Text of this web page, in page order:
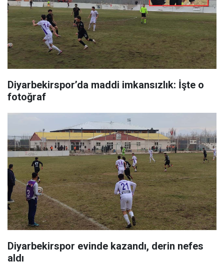
Diyarbekirspor’da maddi imkansızlık: İşte o
fotoğraf
Diyarbekirspor evinde kazandı, derin nefes
aldı